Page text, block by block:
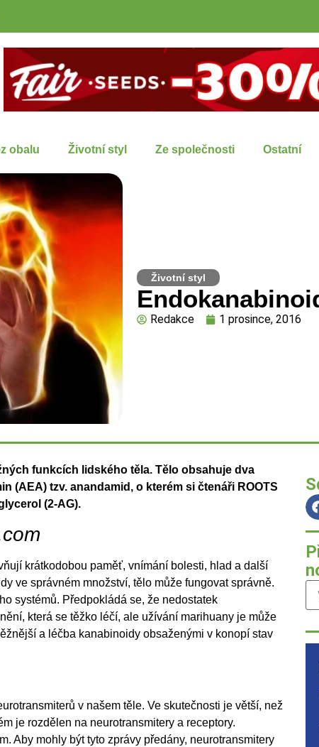
obalu Životní styl Ze společnosti Ostatní
Životní styl
Redakce 1 prosince, 2016
funkcích lidského těla. Tělo obsahuje dva
(AEA) tzv. anandamid, o kterém si čtenáři ROOTS
(2-AG).
krátkodobou paměť, vnímání bolesti, hlad a další
ve správném množství, tělo může fungovat správně.
systémů. Předpokládá se, že nedostatek
která se těžko léčí, ale užívání marihuany je může
a léčba kanabinoidy obsaženými v konopí stav
v našem těle. Ve skutečnosti je větší, než
je rozdělen na neurotransmitery a receptory.
Aby mohly být tyto zprávy předány, neurotransmitery